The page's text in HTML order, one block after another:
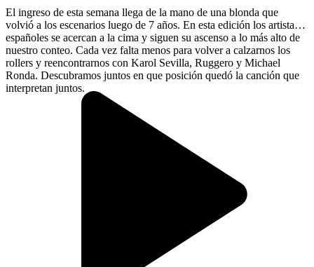
El ingreso de esta semana llega de la mano de una blonda que
volvió a los escenarios luego de 7 años. En esta edición los artistas
españoles se acercan a la cima y siguen su ascenso a lo más alto de
nuestro conteo. Cada vez falta menos para volver a calzarnos los
rollers y reencontrarnos con Karol Sevilla, Ruggero y Michael
Ronda. Descubramos juntos en que posición quedó la canción que
interpretan juntos.